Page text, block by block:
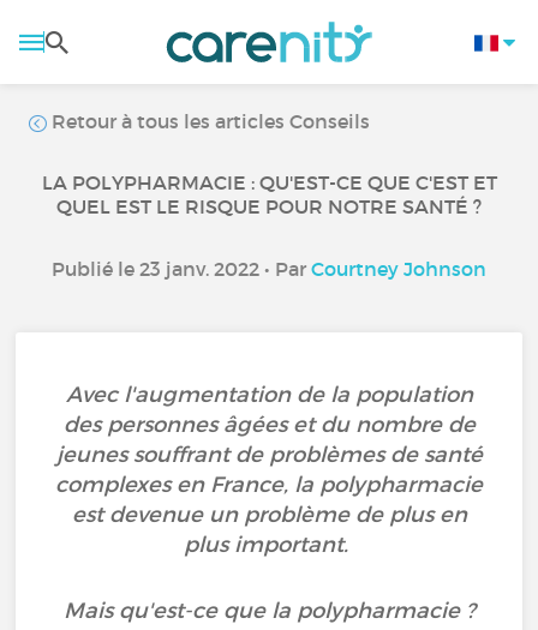
Retour à tous les articles Conseils
LA POLYPHARMACIE : QU'EST-CE QUE C'EST ET
QUEL EST LE RISQUE POUR NOTRE SANTÉ ?
Publié le 23 janv. 2022 • Par Courtney Johnson
Avec l'augmentation de la population
des personnes âgées et du nombre de
jeunes souffrant de problèmes de santé
complexes en France, la polypharmacie
est devenue un problème de plus en
plus important.
Mais qu'est-ce que la polypharmacie ?